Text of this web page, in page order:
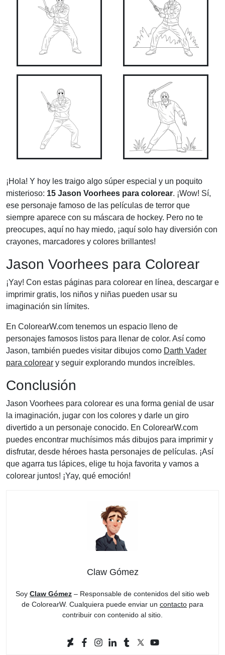
¡Hola! Y hoy les traigo algo súper especial y un poquito
misterioso: 15 Jason Voorhees para colorear. ¡Wow! Sí,
ese personaje famoso de las películas de terror que
siempre aparece con su máscara de hockey. Pero no te
preocupes, aquí no hay miedo, ¡aquí solo hay diversión con
crayones, marcadores y colores brillantes!
Jason Voorhees para Colorear
¡Yay! Con estas páginas para colorear en línea, descargar e
imprimir gratis, los niños y niñas pueden usar su
imaginación sin límites.
En ColorearW.com tenemos un espacio lleno de
personajes famosos listos para llenar de color. Así como
Jason, también puedes visitar dibujos como Darth Vader
para colorear y seguir explorando mundos increíbles.
Conclusión
Jason Voorhees para colorear es una forma genial de usar
la imaginación, jugar con los colores y darle un giro
divertido a un personaje conocido. En ColorearW.com
puedes encontrar muchísimos más dibujos para imprimir y
disfrutar, desde héroes hasta personajes de películas. ¡Así
que agarra tus lápices, elige tu hoja favorita y vamos a
colorear juntos! ¡Yay, qué emoción!
Claw Gómez
Soy Claw Gómez – Responsable de contenidos del sitio web
de ColorearW. Cualquiera puede enviar un contacto para
contribuir con contenido al sitio.